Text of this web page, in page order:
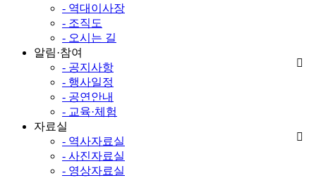
- 역대이사장
- 조직도
- 오시는 길
알림·참여
- 공지사항
- 행사일정
- 공연안내
- 교육·체험
자료실
- 역사자료실
- 사진자료실
- 영상자료실